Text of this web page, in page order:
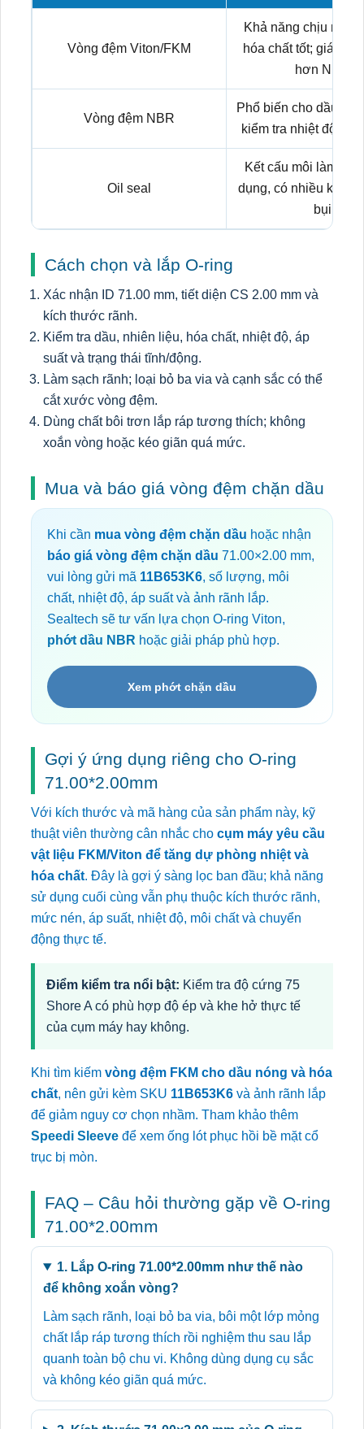
Vòng đệm Viton/FKM
Khả năng chịu
hóa chất tốt; giá
hơn NBR.
Vòng đệm NBR
Phổ biến cho dầu
kiểm tra nhiệt độ và
Oil seal
Kết cấu môi làm kín
dụng, có nhiều kiểu
bụi.
Cách chọn và lắp O-ring
Xác nhận ID 71.00 mm, tiết diện CS 2.00 mm và
kích thước rãnh.
Kiểm tra dầu, nhiên liệu, hóa chất, nhiệt độ, áp
suất và trạng thái tĩnh/động.
Làm sạch rãnh; loại bỏ ba via và cạnh sắc có thể
cắt xước vòng đệm.
Dùng chất bôi trơn lắp ráp tương thích; không
xoắn vòng hoặc kéo giãn quá mức.
Mua và báo giá vòng đệm chặn dầu
Khi cần mua vòng đệm chặn dầu hoặc nhận
báo giá vòng đệm chặn dầu 71.00×2.00 mm,
vui lòng gửi mã 11B653K6, số lượng, môi
chất, nhiệt độ, áp suất và ảnh rãnh lắp.
Sealtech sẽ tư vấn lựa chọn O-ring Viton,
phớt dầu NBR hoặc giải pháp phù hợp.
Xem phớt chặn dầu
Gợi ý ứng dụng riêng cho O-ring
71.00*2.00mm
Với kích thước và mã hàng của sản phẩm này, kỹ
thuật viên thường cân nhắc cho cụm máy yêu cầu
vật liệu FKM/Viton để tăng dự phòng nhiệt và
hóa chất. Đây là gợi ý sàng lọc ban đầu; khả năng
sử dụng cuối cùng vẫn phụ thuộc kích thước rãnh,
mức nén, áp suất, nhiệt độ, môi chất và chuyển
động thực tế.
Điểm kiểm tra nổi bật: Kiểm tra độ cứng 75
Shore A có phù hợp độ ép và khe hở thực tế
của cụm máy hay không.
Khi tìm kiếm vòng đệm FKM cho dầu nóng và hóa
chất, nên gửi kèm SKU 11B653K6 và ảnh rãnh lắp
để giảm nguy cơ chọn nhầm. Tham khảo thêm
Speedi Sleeve để xem ống lót phục hồi bề mặt cổ
trục bị mòn.
FAQ – Câu hỏi thường gặp về O-ring
71.00*2.00mm
1. Lắp O-ring 71.00*2.00mm như thế nào
để không xoắn vòng?
Làm sạch rãnh, loại bỏ ba via, bôi một lớp mỏng
chất lắp ráp tương thích rồi nghiệm thu sau lắp
quanh toàn bộ chu vi. Không dùng dụng cụ sắc
và không kéo giãn quá mức.